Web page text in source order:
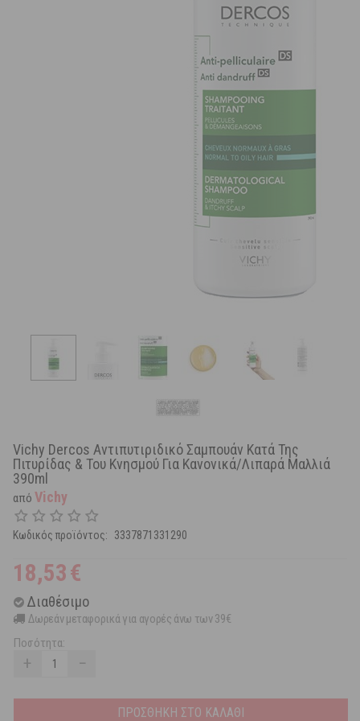
Vichy Dercos Αντιπυτιριδικό Σαμπουάν Κατά Της
Πιτυρίδας & Του Κνησμού Για Κανονικά/Λιπαρά Μαλλιά
390ml
από Vichy
Κωδικός προϊόντος: 3337871331290
18,53€
Διαθέσιμο
Δωρεάν μεταφορικά για αγορές άνω των 39€
Ποσότητα:
+ −
ΠΡΟΣΘΗΚΗ ΣΤΟ ΚΑΛΑΘΙ